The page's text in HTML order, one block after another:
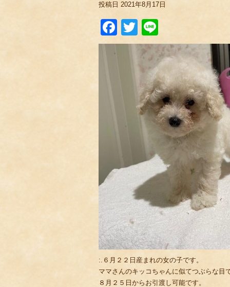
投稿日 2021年8月17日
Facebook
Twitter
:.６月２２日産まれの女の子です。
ママさんのキッコちゃんに似てつぶらな目
８月２５日からお引渡し可能です。